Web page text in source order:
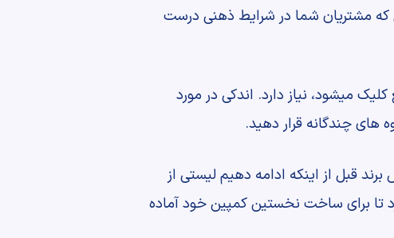
که مشتریان شما در شرایط ذهنی درست
میشود، نیاز دارد. اندکی در مورد
چندگانه قرار دهید.
قبل از اینکه ادامه دهیم لیستی از
تا برای ساخت نخستین کمپین خود آماده